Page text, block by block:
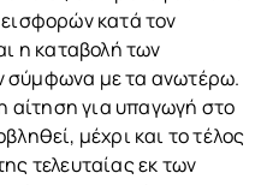
κατά τον
η καταβολή των
σύμφωνα με τα ανωτέρω.
αίτηση για υπαγωγή στο
μέχρι και το τέλος
τελευταίας εκ των